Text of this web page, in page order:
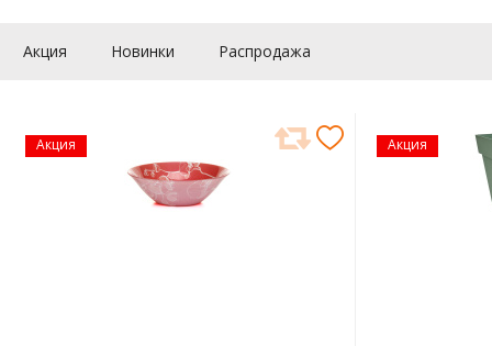
Акция Новинки Распродажа
Акция Акция